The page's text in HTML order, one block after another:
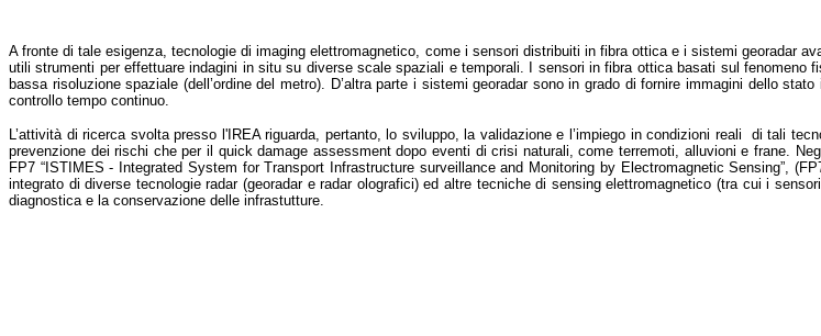
A fronte di tale esigenza, tecnologie di imaging elettromagnetico, come i sensori distribuiti in fibra ottica e i sistemi georadar
utili strumenti per effettuare indagini in situ su diverse scale spaziali e temporali. I sensori in fibra ottica basati sul
bassa risoluzione spaziale (dell’ordine del metro). D’altra parte i sistemi georadar sono in grado di fornire immagini dello
controllo tempo continuo.
L’attività di ricerca svolta presso l'IREA riguarda, pertanto, lo sviluppo, la validazione e l’impiego in condizioni reali
di tali
prevenzione dei rischi che per il quick damage assessment dopo eventi di crisi naturali, come terremoti, alluvioni e frane.
FP7 “ISTIMES - Integrated System for Transport Infrastructure surveillance and Monitoring by Electromagnetic Sensing”,
integrato di diverse tecnologie radar (georadar e radar olografici) ed altre tecniche di sensing elettromagnetico (tra cui i
diagnostica e la conservazione delle infrastutture.